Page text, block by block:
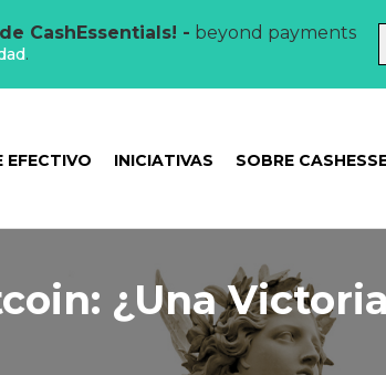
CashEssentials! - beyond payments
.
EFECTIVO INICIATIVAS SOBRE
¿Una Victoria